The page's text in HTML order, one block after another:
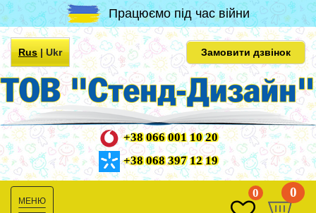
Працюємо під час війни
Rus|Ukr Замовити дзвінок
+38 066 001 10 20
+38 068 397 12 19
0 0